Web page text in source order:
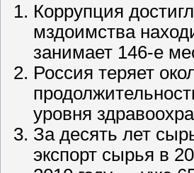
Коррупция
мздоимства
занимает 146-е
Россия теряет
уровня
За десять лет
экспорт сырья в